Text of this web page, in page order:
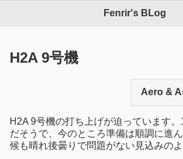
Fenrir's BLog
H2A 9号機
Aero &
H2A 9号機の打ち上げが迫っています
だそうで、今のところ準備は順調に進
候も晴れ後曇りで問題がない見込みのよ